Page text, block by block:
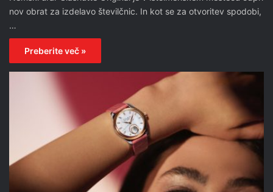
nov obrat za izdelavo številčnic. In kot se za otvoritev spodobi,
…
Preberite več »